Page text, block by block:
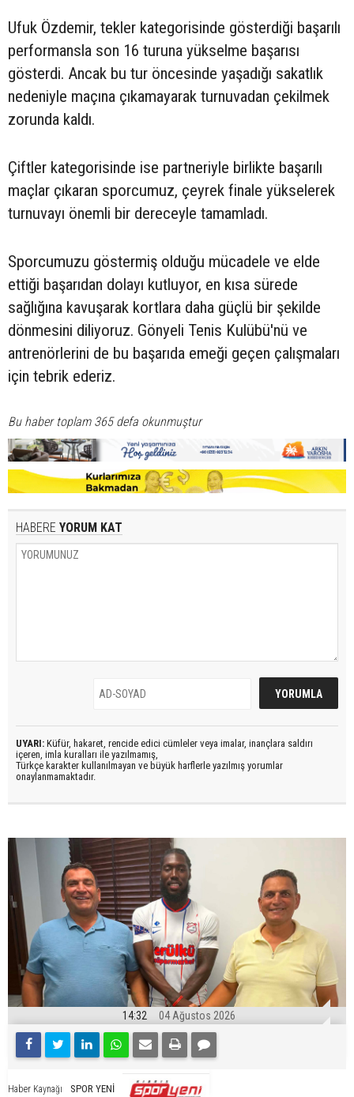
Ufuk Özdemir, tekler kategorisinde gösterdiği başarılı
performansla son 16 turuna yükselme başarısı
gösterdi. Ancak bu tur öncesinde yaşadığı sakatlık
nedeniyle maçına çıkamayarak turnuvadan çekilmek
zorunda kaldı.
Çiftler kategorisinde ise partneriyle birlikte başarılı
maçlar çıkaran sporcumuz, çeyrek finale yükselerek
turnuvayı önemli bir dereceyle tamamladı.
Sporcumuzu göstermiş olduğu mücadele ve elde
ettiği başarıdan dolayı kutluyor, en kısa sürede
sağlığına kavuşarak kortlara daha güçlü bir şekilde
dönmesini diliyoruz. Gönyeli Tenis Kulübü'nü ve
antrenörlerini de bu başarıda emeği geçen çalışmaları
için tebrik ederiz.
Bu haber toplam 365 defa okunmuştur
HABERE YORUM KAT
UYARI: Küfür, hakaret, rencide edici cümleler veya imalar, inançlara saldırı
içeren, imla kuralları ile yazılmamış,
Türkçe karakter kullanılmayan ve büyük harflerle yazılmış yorumlar
onaylanmamaktadır.
14:32 04 Ağustos 2026
Haber Kaynağı SPOR YENİ